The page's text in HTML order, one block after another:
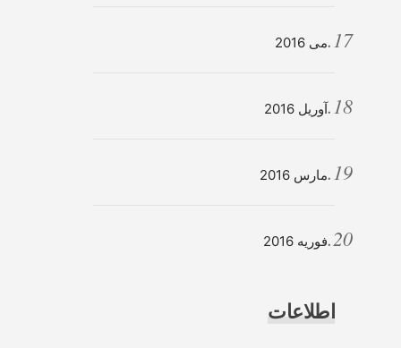
می 2016
آوریل 2016
مارس 2016
فوریه 2016
اطلاعات